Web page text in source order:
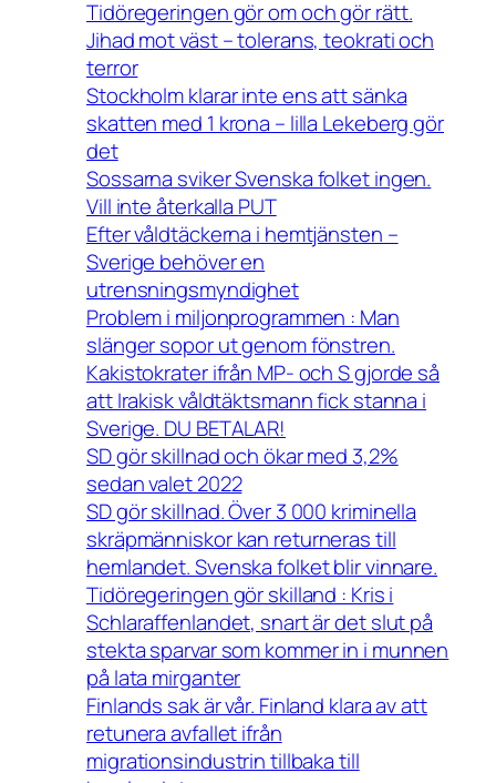
Tidöregeringen gör om och gör rätt.
Jihad mot väst – tolerans, teokrati och
terror
Stockholm klarar inte ens att sänka
skatten med 1 krona – lilla Lekeberg gör
det
Sossarna sviker Svenska folket ingen.
Vill inte återkalla PUT
Efter våldtäckerna i hemtjänsten –
Sverige behöver en
utrensningsmyndighet
Problem i miljonprogrammen : Man
slänger sopor ut genom fönstren.
Kakistokrater ifrån MP- och S gjorde så
att Irakisk våldtäktsmann fick stanna i
Sverige. DU BETALAR!
SD gör skillnad och ökar med 3,2%
sedan valet 2022
SD gör skillnad. Över 3 000 kriminella
skräpmänniskor kan returneras till
hemlandet. Svenska folket blir vinnare.
Tidöregeringen gör skilland : Kris i
Schlaraffenlandet, snart är det slut på
stekta sparvar som kommer in i munnen
på lata mirganter
Finlands sak är vår. Finland klara av att
retunera avfallet ifrån
migrationsindustrin tillbaka till